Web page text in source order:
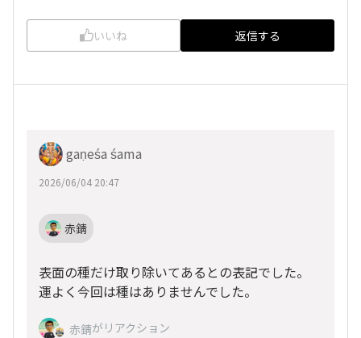
いいね 返信する
gaṇeśa śama
2026/06/04 20:47
赤錆
表面の種だけ取り除いてあるとの表記でした。
運よく今回は種はありませんでした。
赤錆がリアクション